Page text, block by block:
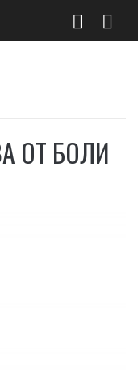
ОТ БОЛИ